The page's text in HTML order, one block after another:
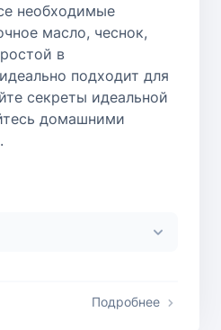
необходимые
масло, чеснок,
в
подходит для
секреты идеальной
домашними
Подробнее